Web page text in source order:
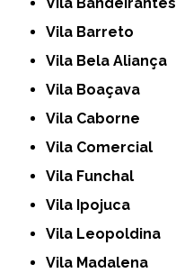
Vila Bandeirantes
Vila Barreto
Vila Bela Aliança
Vila Boaçava
Vila Caborne
Vila Comercial
Vila Funchal
Vila Ipojuca
Vila Leopoldina
Vila Madalena